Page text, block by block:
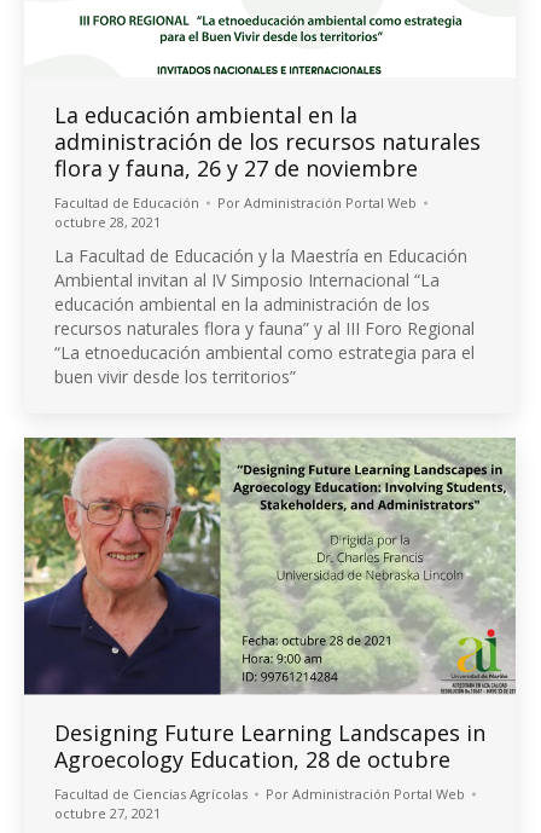
La educación ambiental en la
administración de los recursos naturales
flora y fauna, 26 y 27 de noviembre
Facultad de Educación Por Administración Portal Web
octubre 28, 2021
La Facultad de Educación y la Maestría en Educación
Ambiental invitan al IV Simposio Internacional “La
educación ambiental en la administración de los
recursos naturales flora y fauna” y al III Foro Regional
“La etnoeducación ambiental como estrategia para el
buen vivir desde los territorios”
Designing Future Learning Landscapes in
Agroecology Education, 28 de octubre
Facultad de Ciencias Agrícolas Por Administración Portal Web
octubre 27, 2021